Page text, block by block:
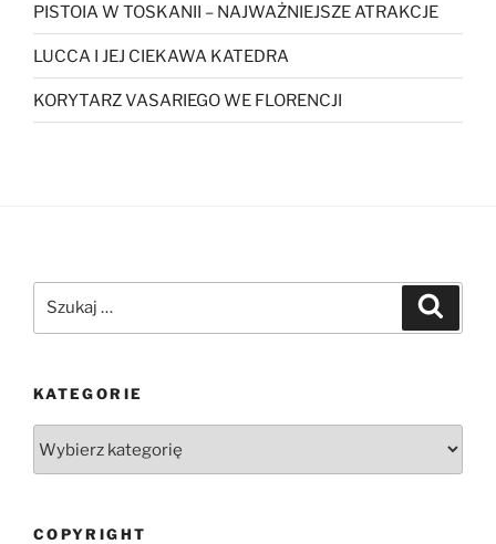
PISTOIA W TOSKANII – NAJWAŻNIEJSZE ATRAKCJE
LUCCA I JEJ CIEKAWA KATEDRA
KORYTARZ VASARIEGO WE FLORENCJI
KATEGORIE
COPYRIGHT